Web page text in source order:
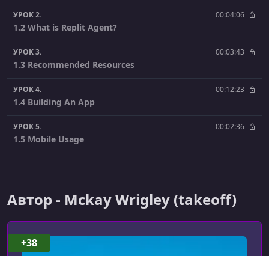
УРОК 2. 00:04:06
1.2 What is Replit Agent?
УРОК 3. 00:03:43
1.3 Recommended Resources
УРОК 4. 00:12:23
1.4 Building An App
УРОК 5. 00:02:36
1.5 Mobile Usage
Автор - Mckay Wrigley (takeoff)
+38